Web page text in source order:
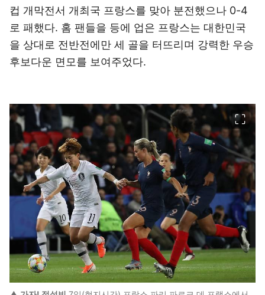
컵 개막전서 개최국 프랑스를 맞아 분전했으나 0-4
로 패했다. 홈 팬들을 등에 업은 프랑스는 대한민국
을 상대로 전반전에만 세 골을 터뜨리며 강력한 우승
후보다운 면모를 보여주었다.